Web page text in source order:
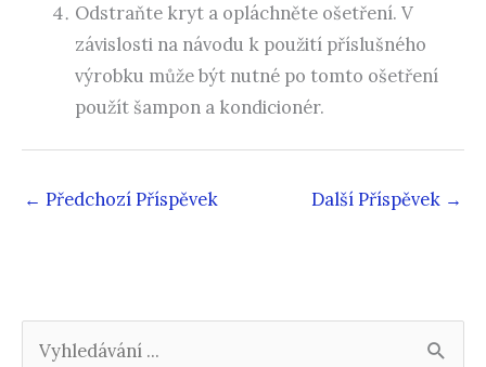
Odstraňte kryt a opláchněte ošetření. V
závislosti na návodu k použití příslušného
výrobku může být nutné po tomto ošetření
použít šampon a kondicionér.
← Předchozí Příspěvek Další Příspěvek →